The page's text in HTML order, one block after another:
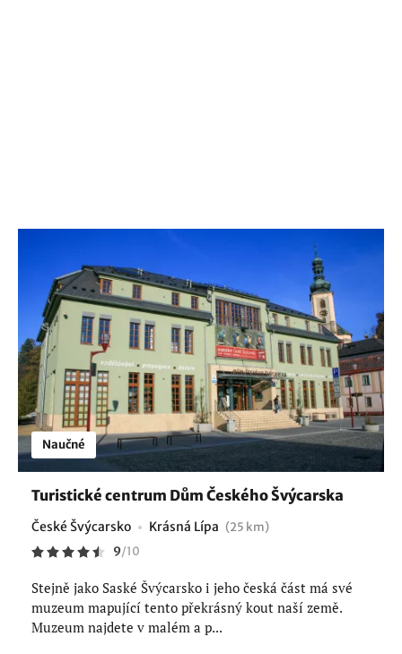
Naučné
Turistické centrum Dům Českého Švýcarska
České Švýcarsko Krásná Lípa (25 km)
9/10
Stejně jako Saské Švýcarsko i jeho česká část má své
muzeum mapující tento překrásný kout naší země.
Muzeum najdete v malém a p...